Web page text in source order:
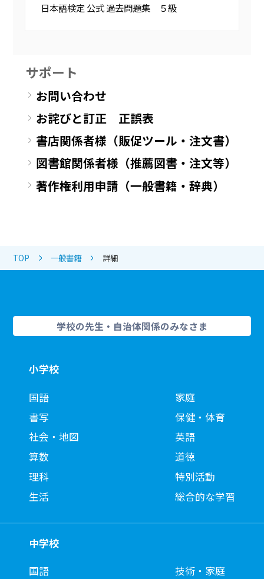
日本語検定 公式 過去問題集 ５級
サポート
お問い合わせ
お詫びと訂正 正誤表
書店関係者様（販促ツール・注文書）
図書館関係者様（推薦図書・注文等）
著作権利用申請（一般書籍・辞典）
TOP 一般書籍 詳細
学校の先生・自治体関係のみなさま
小学校
国語
書写
社会・地図
算数
理科
生活
家庭
保健・体育
英語
道徳
特別活動
総合的な学習
中学校
国語
技術・家庭